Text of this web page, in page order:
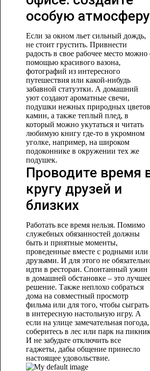
особую атмосферу
Если за окном льет сильный дождь,
не стоит грустить. Привнести
радость в свое рабочее место можно
помощью красивого вазона,
фотографий из интересного
путешествия или какой-нибудь
забавной статуэтки. А домашний
уют создают ароматные свечи,
подушки нежных природных
камин, а также теплый плед, в
который можно укутаться и читать
любимую книгу где-то в укромном
уголке, например, на широком
подоконнике в окружении тех же
подушек.
Проводите время
кругу друзей и
близких
Работать все время нельзя. Помимо
служебных обязанностей должны
быть и приятные моменты,
проведенные вместе с родными или
друзьями. И для этого не
идти в ресторан. Спонтанный ужин
в домашней обстановке – это
решение. Также неплохо собраться
дома на совместный просмотр
фильма или для того, чтобы сыграть
в интересную настольную игру. А
если на улице замечательная погода,
соберитесь в лес или парк на
И не забудьте отключить все
гаджеты, дабы общение принесло
настоящее удовольствие.